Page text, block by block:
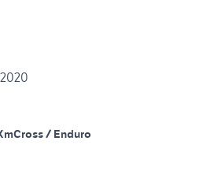
2020
Cross / Enduro